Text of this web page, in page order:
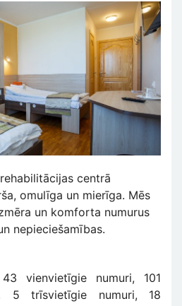
centrā
omulīga un mierīga. Mēs
un komforta numurus
nepieciešamības.
vienvietīgie numuri, 101
5 trīsvietīgie numuri, 18